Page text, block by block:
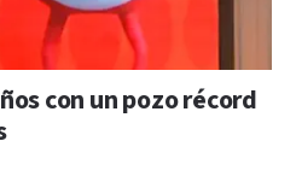
con un pozo récord